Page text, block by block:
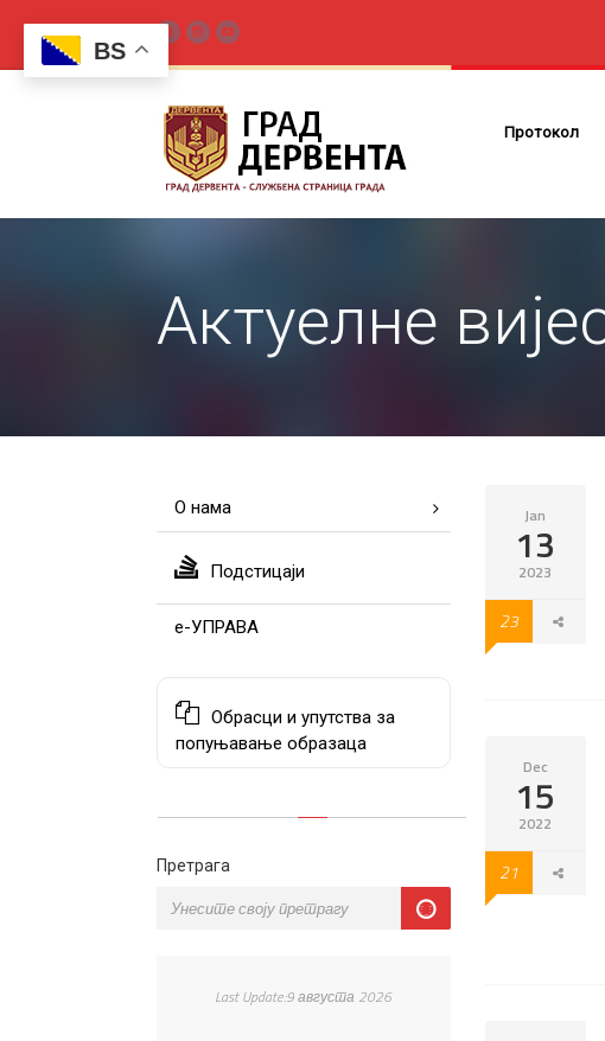
Протокол
Актуелне
О нама
Подстицаји
е-УПРАВА
Обрасци и упутства за
попуњавање образаца
Претрага
Last Update:9 августа 2026
Jan
13
2023
23
Dec
15
2022
21
BS